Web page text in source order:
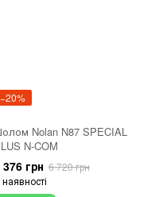
−20%
Nolan N87 SPECIAL
N-COM
376 грн 6 720 грн